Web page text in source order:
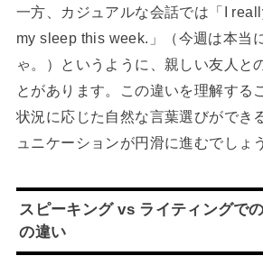
一方、カジュアルな会話では「I
my sleep this week.」（今週は本当
ゃ。）というように、親しい友人と
とがあります。この違いを理解する
状況に応じた自然な言葉選びができ
ュニケーションが円滑に進むでしょ
スピーキング vs ライティングで
の違い